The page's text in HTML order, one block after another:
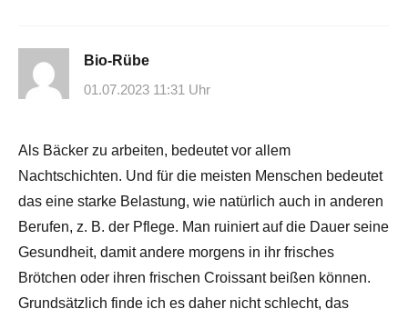
Bio-Rübe
01.07.2023 11:31 Uhr
Als Bäcker zu arbeiten, bedeutet vor allem
Nachtschichten. Und für die meisten Menschen bedeutet
das eine starke Belastung, wie natürlich auch in anderen
Berufen, z. B. der Pflege. Man ruiniert auf die Dauer seine
Gesundheit, damit andere morgens in ihr frisches
Brötchen oder ihren frischen Croissant beißen können.
Grundsätzlich finde ich es daher nicht schlecht, das